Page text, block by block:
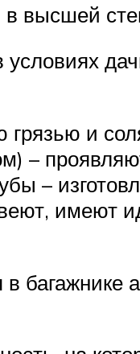
в высшей
грязью и
–
–
имеют
в